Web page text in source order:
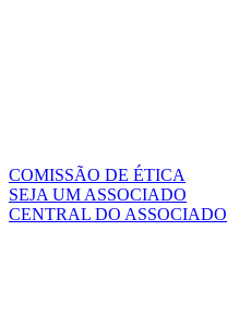
COMISSÃO DE ÉTICA
SEJA UM ASSOCIADO
CENTRAL DO ASSOCIADO